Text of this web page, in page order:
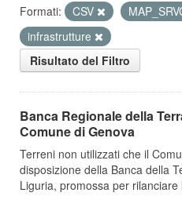
Formati:
CSV
infrastrutture
Risultato del Filtro
Banca Regionale della
Comune di Genova
Terreni non utilizzati che il
disposizione della Banca della
Liguria, promossa per